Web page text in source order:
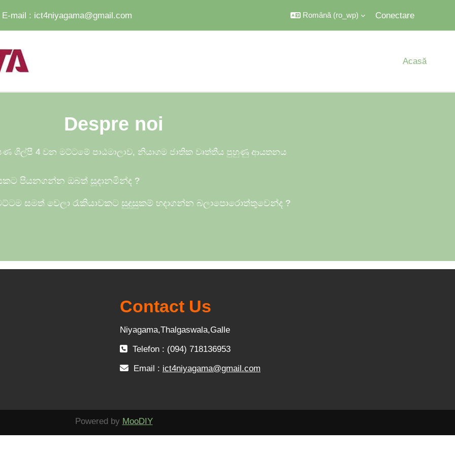
E-mail : ict4niyagama@gmail.com Română ‎(ro_wp)‎ Conectare
Acasă
Despre noi
ශිල්පී 4 වන මට්ටමේ පාඨමාලාව, නියාගම ජාතික වෘත්තීය පුහුණු ආයතනය
පියනගන්න ඔබත් සූදානමින්ද ?
සමත් වෙලා රැකියාවකට සුදුසුකම් හදාගන්න බලාපොරොත්තුවෙන්ද ?
Contact Us
Niyagama,Thalgaswala,Galle
Telefon : (094) 718136953
Email : ict4niyagama@gmail.com
Powered by MooDIY